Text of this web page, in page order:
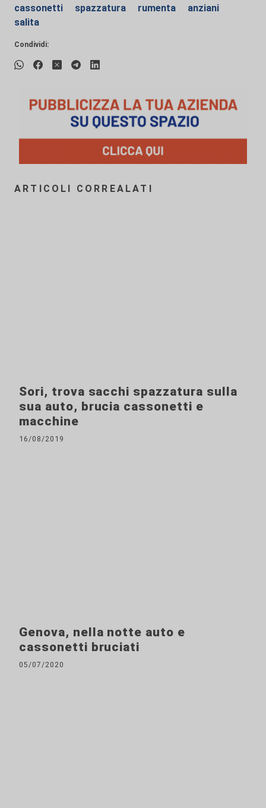
cassonetti spazzatura rumenta
anziani
salita
Condividi:
ARTICOLI CORREALATI
Sori, trova sacchi spazzatura sulla
sua auto, brucia cassonetti e
macchine
16/08/2019
Genova, nella notte auto e
cassonetti bruciati
05/07/2020